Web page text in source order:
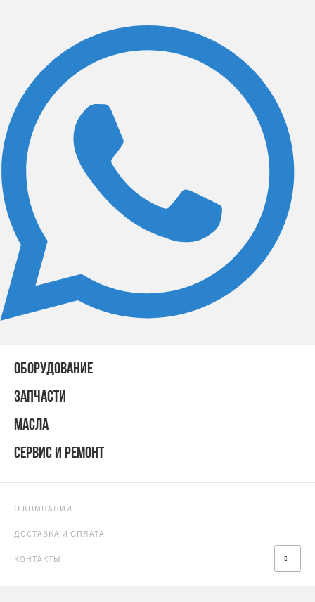
ОБОРУДОВАНИЕ
ЗАПЧАСТИ
МАСЛА
СЕРВИС И РЕМОНТ
О КОМПАНИИ
ДОСТАВКА И ОПЛАТА
КОНТАКТЫ